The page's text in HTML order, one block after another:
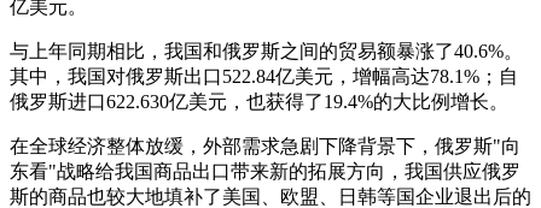
亿美元。
与上年同期相比，我国和俄罗斯之间的贸易额暴涨了40.6%。
其中，我国对俄罗斯出口522.84亿美元，增幅高达78.1%；自
俄罗斯进口622.630亿美元，也获得了19.4%的大比例增长。
在全球经济整体放缓，外部需求急剧下降背景下，俄罗斯"向
东看"战略给我国商品出口带来新的拓展方向，我国供应俄罗
斯的商品也较大地填补了美国、欧盟、日韩等国企业退出后的